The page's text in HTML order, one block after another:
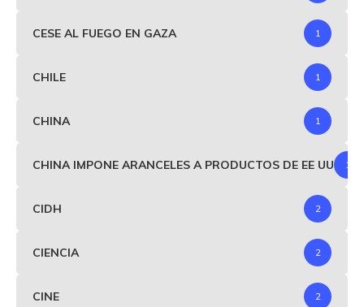
CESE AL FUEGO EN GAZA 1
CHILE 1
CHINA 1
CHINA IMPONE ARANCELES A PRODUCTOS DE EE UU 1
CIDH 2
CIENCIA 2
CINE 2